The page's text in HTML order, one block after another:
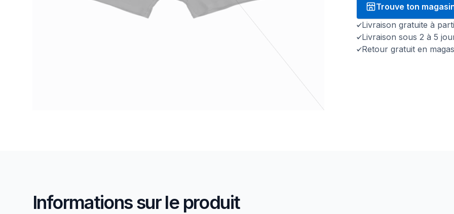
Trouve ton
Livraison gratuite à
Livraison sous 2 à 5
Retour gratuit en
Informations sur le produit